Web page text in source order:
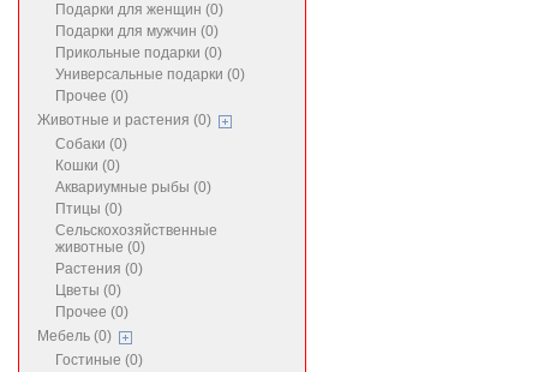
Подарки для женщин (0)
Подарки для мужчин (0)
Прикольные подарки (0)
Универсальные подарки (0)
Прочее (0)
Животные и растения (0)
Собаки (0)
Кошки (0)
Аквариумные рыбы (0)
Птицы (0)
Сельскохозяйственные
животные (0)
Растения (0)
Цветы (0)
Прочее (0)
Мебель (0)
Гостиные (0)